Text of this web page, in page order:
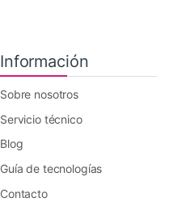
Información
Sobre nosotros
Servicio técnico
Blog
Guía de tecnologías
Contacto